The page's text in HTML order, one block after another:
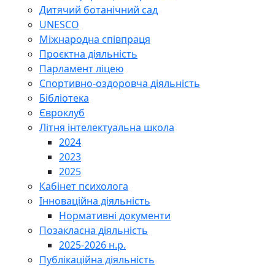
Дитячий ботанічний сад
UNESCO
Міжнародна співпраця
Проєктна діяльність
Парламент ліцею
Спортивно-оздоровча діяльність
Бібліотека
Євроклуб
Літня інтелектуальна школа
2024
2023
2025
Кабінет психолога
Інноваційна діяльність
Нормативні документи
Позакласна діяльність
2025-2026 н.р.
Публікаційна діяльність